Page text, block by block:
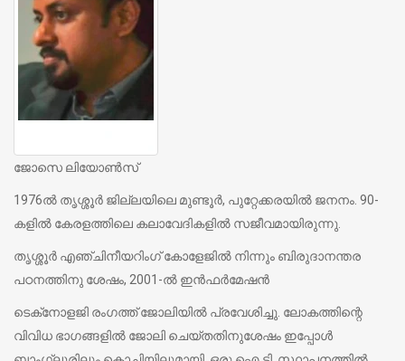
ജോസെ ലിയോണ്‍സ്
1976ല്‍ തൃശ്ശൂര്‍ ജില്ലയിലെ മുണ്ടൂര്‍, പുറ്റേക്കരയില്‍ ജനനം. 90-
കളില്‍ കേരളത്തിലെ കലാവേദികളില്‍ സജീവമായിരുന്നു.
തൃശ്ശൂര്‍ എഞ്ചിനീയറിംഗ് കോളേജില്‍ നിന്നും ബിരുദാനന്തര
പഠനത്തിനു ശേഷം, 2001-ല്‍ ഇന്‍ഫര്‍മേഷന്‍
ടെക്‌നോളജി രംഗത്ത് ജോലിയില്‍ പ്രവേശിച്ചു. ലോകത്തിന്റെ
വിവിധ ഭാഗങ്ങളില്‍ ജോലി ചെയ്തതിനുശേഷം ഇപ്പോള്‍